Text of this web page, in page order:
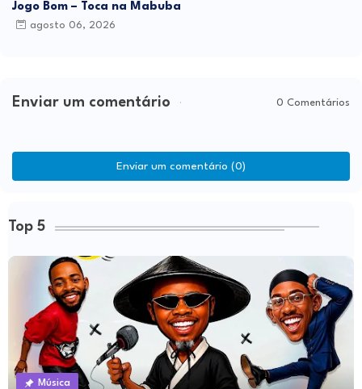
Jogo Bom – Toca na Mabuba
agosto 06, 2026
Enviar um comentário 0 Comentários
Enviar um comentário (0)
Top 5
Música